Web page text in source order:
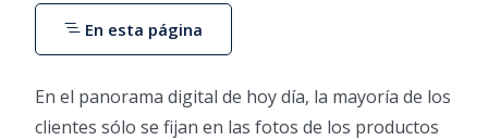
En el panorama digital de hoy día, la mayoría de los
clientes sólo se fijan en las fotos de los productos
En esta página